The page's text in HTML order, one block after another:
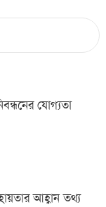
যোগ্যতা
আহ্বান তথ্য